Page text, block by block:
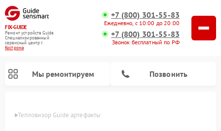
FIX-GUIDE
Ремонт устройств Guide
Специализированный
cервисный центр г.
Кострома
+7 (800) 301-55-83
Ежедневно, с 10:00 до 20:00
+7 (800) 301-55-83
Звонок бесплатный по РФ
Мы ремонтируем Позвонить
Тепловизор Guide артефакты